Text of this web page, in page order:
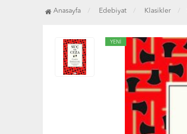
Anasayfa Edebiyat Klasikler
YENİ